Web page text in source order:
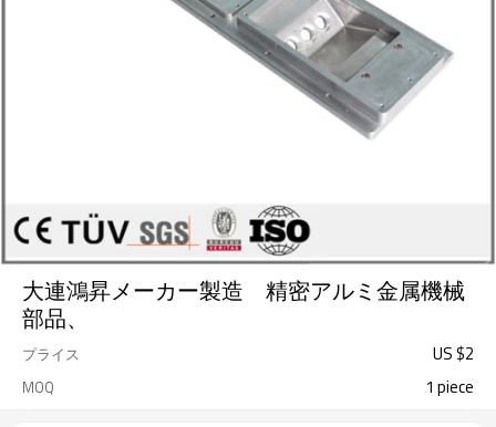
大連鴻昇メーカー製造 精密アルミ金属機械
部品、
プライス US $2
MOQ 1 piece